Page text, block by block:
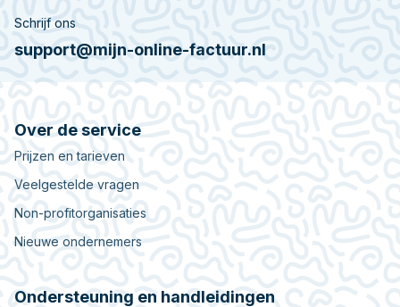
Schrijf ons
support@mijn-online-factuur.nl
Over de service
Prijzen en tarieven
Veelgestelde vragen
Non-profitorganisaties
Nieuwe ondernemers
Ondersteuning en handleidingen